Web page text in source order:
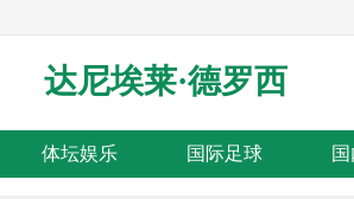
达尼埃莱·德罗西
体坛娱乐 国际足球